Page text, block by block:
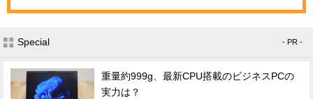
Special - PR -
重量約999g、最新CPU搭載のビジネスPCの
実力は？